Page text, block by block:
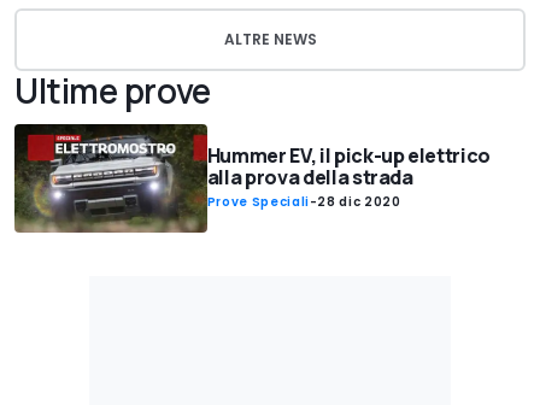
ALTRE NEWS
Ultime prove
Hummer EV, il pick-up elettrico
alla prova della strada
Prove Speciali-28 dic 2020